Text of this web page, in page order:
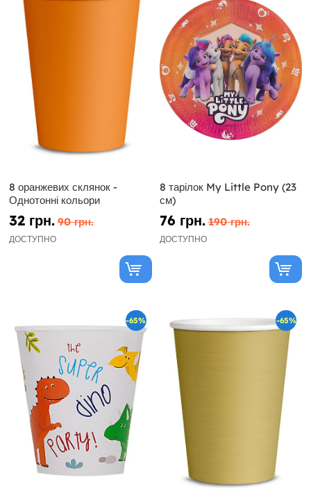
8 оранжевих склянок -
Однотонні кольори
32 грн. 90 грн.
ДОСТУПНО
8 тарілок My Little Pony (23
см)
76 грн. 190 грн.
ДОСТУПНО
-65% -65%